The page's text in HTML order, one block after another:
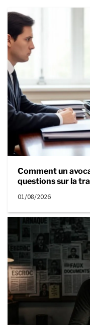
Comment un
questions sur la
01/08/2026